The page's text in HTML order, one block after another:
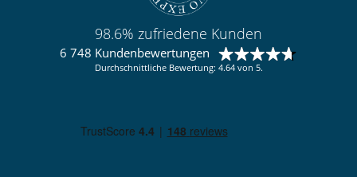
voll ausgestattete Küche
Wasserkocher
98.6% zufriedene Kunden
6 748 Kundenbewertungen
Durchschnittliche Bewertung: 4.64 von 5.